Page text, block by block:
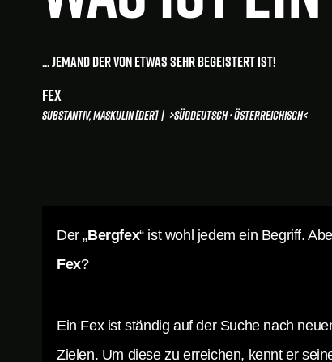
... jemand der von etwas sehr begeistert ist!
FEX
Substantiv, maskulin [der] | >Süddeutsch • Österreichisch<
Der „Bergfex“ ist wohl jedem ein Begriff.
Fex?
Ein Fex ist ständig auf der Suche nach
Zielen. Um diese zu erreichen, kennt er